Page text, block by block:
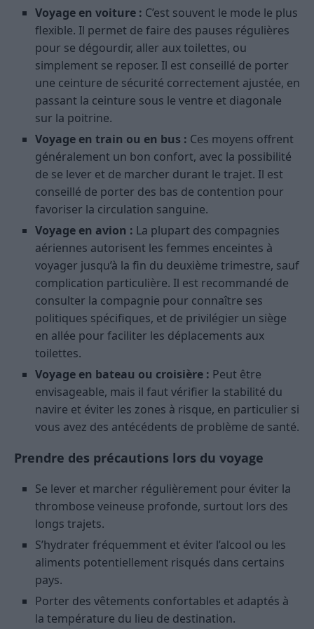
Voyage en voiture : C’est souvent le mode le plus
flexible. Il permet de faire des pauses régulières
pour se dégourdir, aller aux toilettes, ou
simplement se reposer. Il est conseillé de porter
une ceinture de sécurité correctement ajustée, en
passant la ceinture sous le ventre et diagonale
sur la poitrine.
Voyage en train ou en bus : Ces moyens offrent
généralement un bon confort, avec la possibilité
de se lever et de marcher durant le trajet. Il est
conseillé de porter des bas de contention pour
favoriser la circulation sanguine.
Voyage en avion : La plupart des compagnies
aériennes autorisent les femmes enceintes à
voyager jusqu’à la fin du deuxième trimestre, sauf
complication particulière. Il est recommandé de
consulter la compagnie pour connaître ses
politiques spécifiques, et de privilégier un siège
en allée pour faciliter les déplacements aux
toilettes.
Voyage en bateau ou croisière : Peut être
envisageable, mais il faut vérifier la stabilité du
navire et éviter les zones à risque, en particulier si
vous avez des antécédents de problème de santé.
Prendre des précautions lors du voyage
Se lever et marcher régulièrement pour éviter la
thrombose veineuse profonde, surtout lors des
longs trajets.
S’hydrater fréquemment et éviter l’alcool ou les
aliments potentiellement risqués dans certains
pays.
Porter des vêtements confortables et adaptés à
la température du lieu de destination.